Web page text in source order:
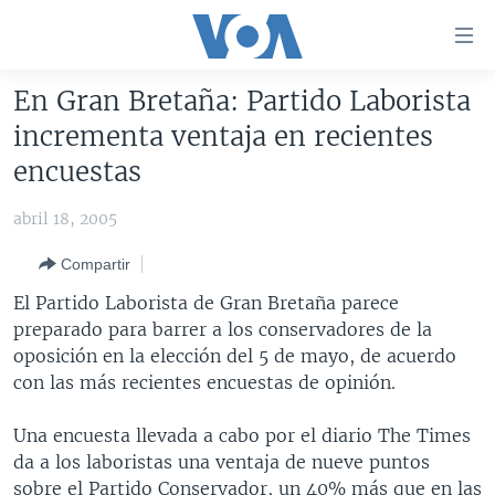
accesibilidad
contenido
Salte
principal
Salte
búsqueda
AMÉRICA DEL NORTE
VOA VERIFICA INMIGRACIÓN
VOA VERIFICA AMÉRICA LATINA
ARGENTINA
BOLIVIA
COLOMBIA
CHILE
PERÚ
ECUADOR
CHINA EN AMÉRICA LATINA
CENTROAMÉRICA
COSTA RICA
EL SALVADOR
GUATEMALA
HONDURAS
OTRAS SECCIONES
INMIGRACIÓN
LIBERTAD DE PRENSA
MUNDO
ESPECIALES DE LA VOA
LIBERTAD DE PRENSA
UCRANIA
En Gran Bretaña: Partido Laborista
incrementa ventaja en recientes
encuestas
abril 18, 2005
Compartir
El Partido Laborista de Gran Bretaña parece
preparado para barrer a los conservadores de la
oposición en la elección del 5 de mayo, de acuerdo
con las más recientes encuestas de opinión.
Una encuesta llevada a cabo por el diario The Times
da a los laboristas una ventaja de nueve puntos
sobre el Partido Conservador, un 40% más que en las